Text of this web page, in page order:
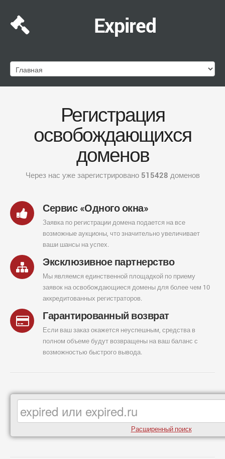
Expired
Регистрация
освобождающихся
доменов
Через нас уже зарегистрировано 515428 доменов
Сервис «Одного окна»
Заявка по регистрации домена подается на все
возможные аукционы, что значительно увеличивает
ваши шансы на успех.
Эксклюзивное партнерство
Мы являемся единственной площадкой по приему
заявок на освобождающиеся домены для более чем 10
аккредитованных регистраторов.
Гарантированный возврат
Если ваш заказ окажется неуспешным, средства в
полном объеме будут возвращены на ваш баланс с
возможностью быстрого вывода.
Расширенный поиск